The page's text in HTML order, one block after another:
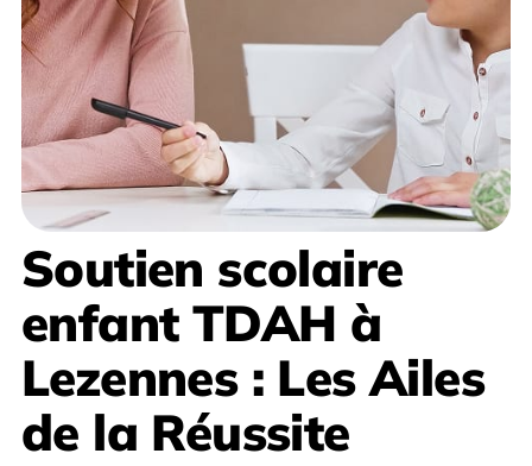
Soutien scolaire
enfant TDAH à
Lezennes: Les Ailes
de la Réussite